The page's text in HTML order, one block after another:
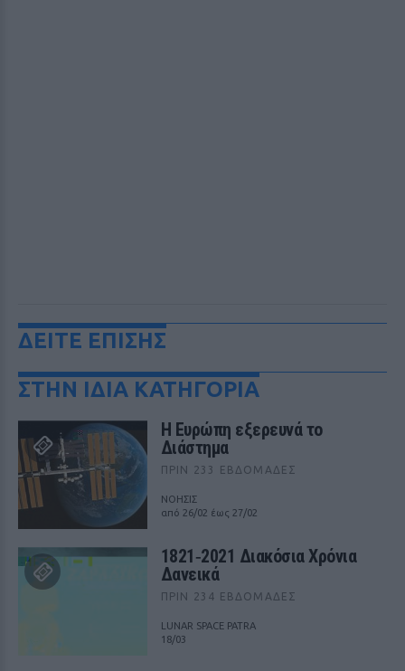
ΔΕΙΤΕ ΕΠΙΣΗΣ
ΣΤΗΝ ΙΔΙΑ ΚΑΤΗΓΟΡΙΑ
Η Ευρώπη εξερευνά το
Διάστημα
ΠΡΙΝ 233 ΕΒΔΟΜΆΔΕΣ
ΝΟΗΣΙΣ
από 26/02 έως 27/02
1821‑2021 Διακόσια Χρόνια
Δανεικά
ΠΡΙΝ 234 ΕΒΔΟΜΆΔΕΣ
LUNAR SPACE PATRA
18/03